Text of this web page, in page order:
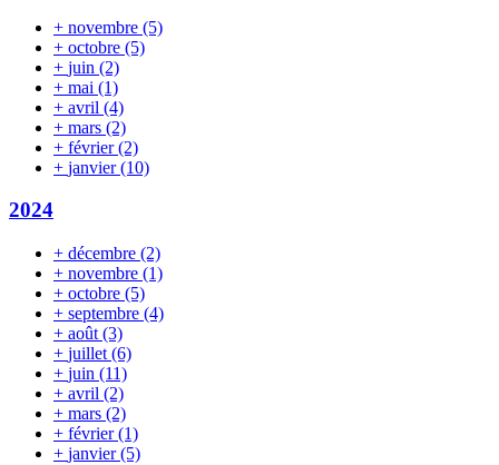
+ novembre (5)
+ octobre (5)
+ juin (2)
+ mai (1)
+ avril (4)
+ mars (2)
+ février(2)
+ janvier(10)
2024
+ décembre (2)
+ novembre (1)
+ octobre (5)
+ septembre (4)
+ août (3)
+ juillet (6)
+ juin (11)
+ avril (2)
+ mars (2)
+ février(1)
+ janvier(5)